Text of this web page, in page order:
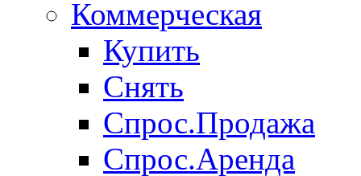
Коммерческая
Купить
Снять
Спрос.Продажа
Спрос.Аренда